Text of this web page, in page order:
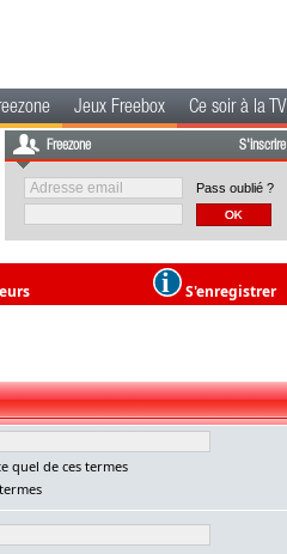
Jeux Freebox Ce soir à la TV
Freezone S'inscrire
Pass oublié ?
S'enregistrer
quel de ces termes